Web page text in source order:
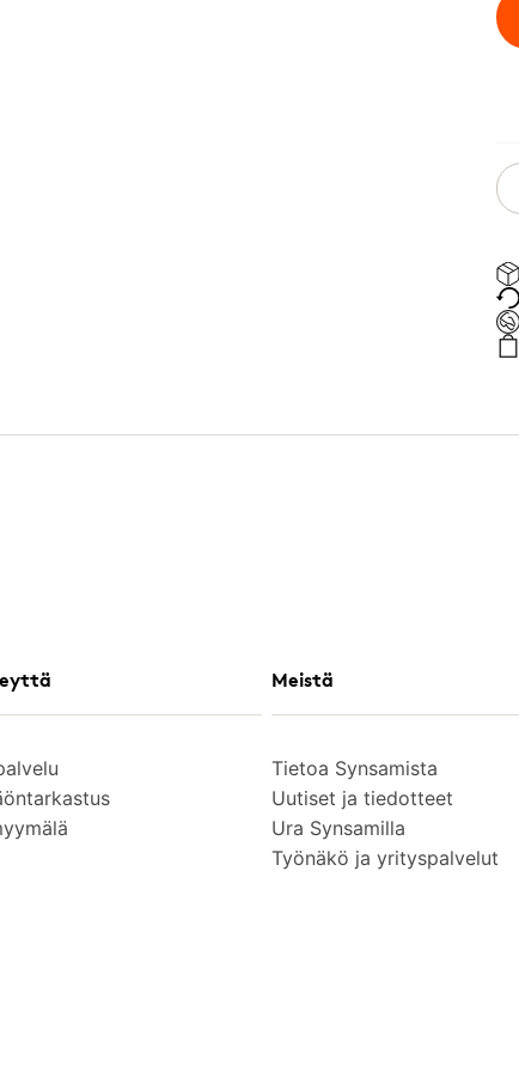
Meistä
Tietoa Synsamista
Uutiset ja tiedotteet
Ura Synsamilla
Työnäkö ja yrityspalvelut